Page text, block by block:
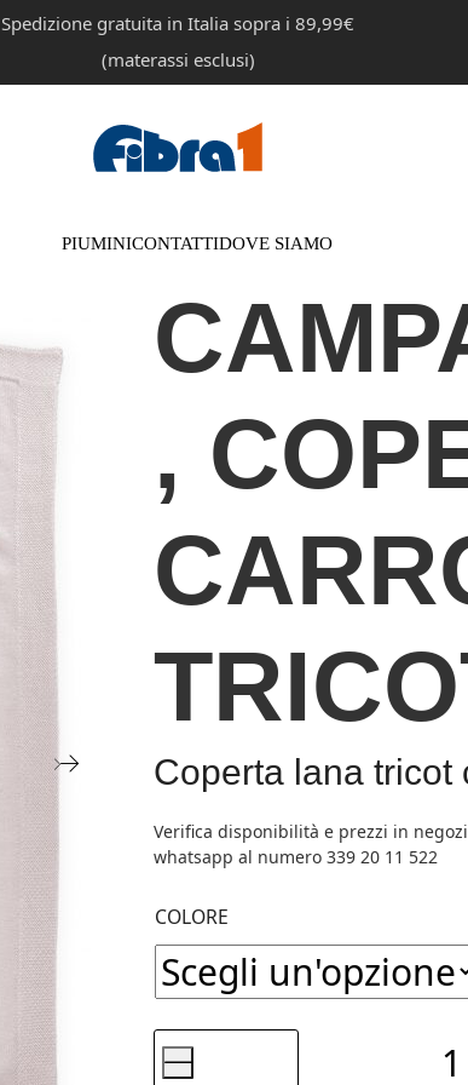
Spedizione gratuita in Italia sopra i 89,99€
(materassi esclusi)
PIUMINICONTATTIDOVE SIAMO
,
Coperta lana tricot
COLORE
-